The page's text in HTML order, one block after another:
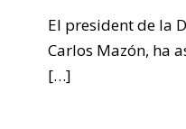
El president de la
Carlos Mazón, ha
[…]